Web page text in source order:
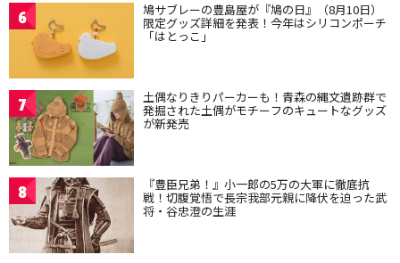
6 鳩サブレーの豊島屋が『鳩の日』（8月10日）
限定グッズ詳細を発表！今年はシリコンポーチ
「はとっこ」
7 土偶なりきりパーカーも！青森の縄文遺跡群で
発掘された土偶がモチーフのキュートなグッズ
が新発売
8 『豊臣兄弟！』小一郎の5万の大軍に徹底抗
戦！切腹覚悟で長宗我部元親に降伏を迫った武
将・谷忠澄の生涯